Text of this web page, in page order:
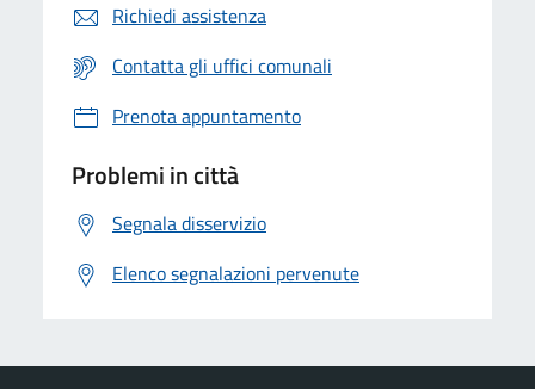
Richiedi assistenza
Contatta gli uffici comunali
Prenota appuntamento
Problemi in città
Segnala disservizio
Elenco segnalazioni pervenute